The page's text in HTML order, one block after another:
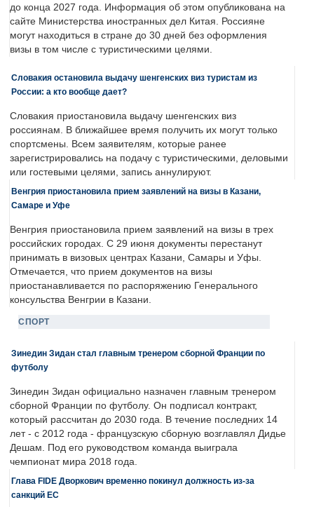
до конца 2027 года. Информация об этом опубликована на
сайте Министерства иностранных дел Китая. Россияне
могут находиться в стране до 30 дней без оформления
визы в том числе с туристическими целями.
Словакия остановила выдачу шенгенских виз туристам из
России: а кто вообще дает?
Словакия приостановила выдачу шенгенских виз
россиянам. В ближайшее время получить их могут только
спортсмены. Всем заявителям, которые ранее
зарегистрировались на подачу с туристическими, деловыми
или гостевыми целями, запись аннулируют.
Венгрия приостановила прием заявлений на визы в Казани,
Самаре и Уфе
Венгрия приостановила прием заявлений на визы в трех
российских городах. С 29 июня документы перестанут
принимать в визовых центрах Казани, Самары и Уфы.
Отмечается, что прием документов на визы
приостанавливается по распоряжению Генерального
консульства Венгрии в Казани.
СПОРТ
Зинедин Зидан стал главным тренером сборной Франции по
футболу
Зинедин Зидан официально назначен главным тренером
сборной Франции по футболу. Он подписал контракт,
который рассчитан до 2030 года. В течение последних 14
лет - с 2012 года - французскую сборную возглавлял Дидье
Дешам. Под его руководством команда выиграла
чемпионат мира 2018 года.
Глава FIDE Дворкович временно покинул должность из-за
санкций ЕС